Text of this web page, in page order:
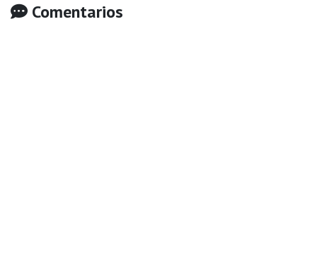
Comentarios